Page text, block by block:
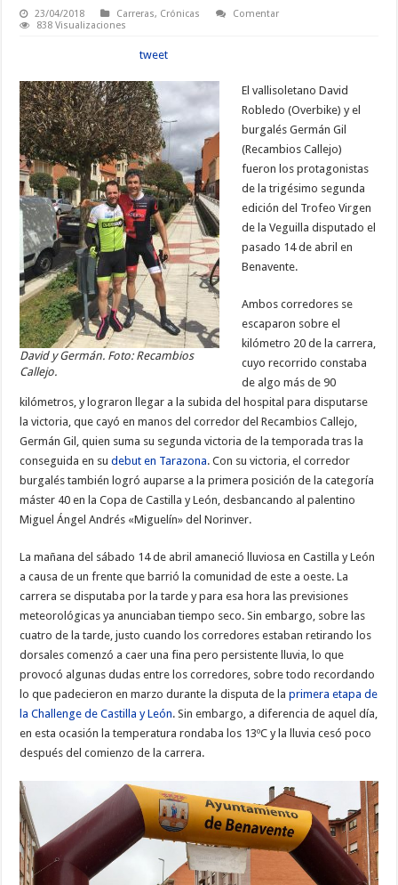
23/04/2018 Carreras, Crónicas
Comentar
838 Visualizaciones
tweet
David y Germán. Foto: Recambios
Callejo.
El vallisoletano David
Robledo (Overbike) y el
burgalés Germán Gil
(Recambios Callejo)
fueron los protagonistas
de la trigésimo segunda
edición del Trofeo Virgen
de la Veguilla disputado el
pasado 14 de abril en
Benavente.
Ambos corredores se
escaparon sobre el
kilómetro 20 de la carrera,
cuyo recorrido constaba
de algo más de 90
kilómetros, y lograron llegar a la subida del hospital para disputarse
la victoria, que cayó en manos del corredor del Recambios Callejo,
Germán Gil, quien suma su segunda victoria de la temporada tras la
conseguida en sudebut en Tarazona. Con su victoria, el corredor
burgalés también logró auparse a la primera posición de la categoría
máster 40 en la Copa de Castilla y León, desbancando al palentino
Miguel Ángel Andrés «Miguelín» del Norinver.
La mañana del sábado 14 de abril amaneció lluviosa en Castilla y León
a causa de un frente que barrió la comunidad de este a oeste. La
carrera se disputaba por la tarde y para esa hora las previsiones
meteorológicas ya anunciaban tiempo seco. Sin embargo, sobre las
cuatro de la tarde, justo cuando los corredores estaban retirando los
dorsales comenzó a caer una fina pero persistente lluvia, lo que
provocó algunas dudas entre los corredores, sobre todo recordando
lo que padecieron en marzo durante la disputa de laprimera etapa de
la Challenge de Castilla y León. Sin embargo, a diferencia de aquel día,
en esta ocasión la temperatura rondaba los 13ºC y la lluvia cesó poco
después del comienzo de la carrera.